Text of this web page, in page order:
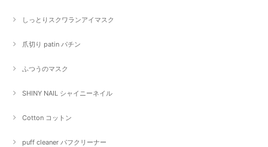
しっとりスクワランアイマスク
爪切り patin パチン
ふつうのマスク
SHINY NAIL シャイニーネイル
Cotton コットン
puff cleaner パフクリーナー